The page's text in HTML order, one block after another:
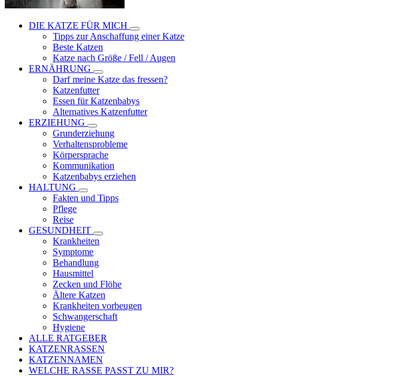
DIE KATZE FÜR MICH
Tipps zur Anschaffung einer Katze
Beste Katzen
Katze nach Größe / Fell / Augen
ERNÄHRUNG
Darf meine Katze das fressen?
Katzenfutter
Essen für Katzenbabys
Alternatives Katzenfutter
ERZIEHUNG
Grunderziehung
Verhaltensprobleme
Körpersprache
Kommunikation
Katzenbabys erziehen
HALTUNG
Fakten und Tipps
Pflege
Reise
GESUNDHEIT
Krankheiten
Symptome
Behandlung
Hausmittel
Zecken und Flöhe
Ältere Katzen
Krankheiten vorbeugen
Schwangerschaft
Hygiene
ALLE RATGEBER
KATZENRASSEN
KATZENNAMEN
WELCHE RASSE PASST ZU MIR?